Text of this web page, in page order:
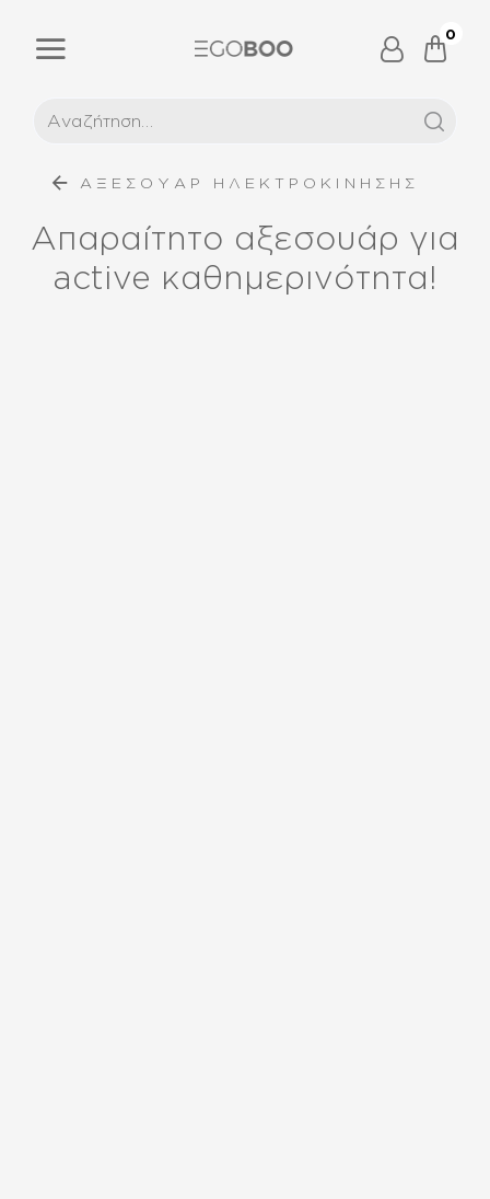
0
ΑΞΕΣΟΥΑΡ ΗΛΕΚΤΡΟΚΙΝΗΣΗΣ
Απαραίτητο αξεσουάρ για
active καθημερινότητα!